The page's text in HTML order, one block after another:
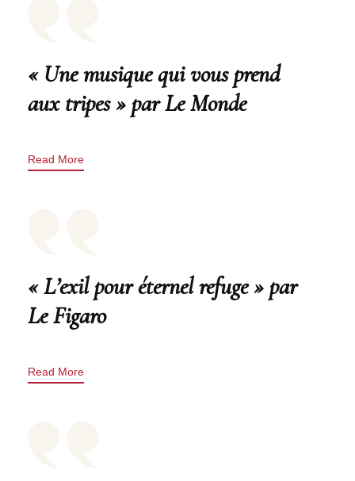
« Une musique qui vous prend
aux tripes » par Le Monde
Read More
« L’exil pour éternel refuge » par
Le Figaro
Read More